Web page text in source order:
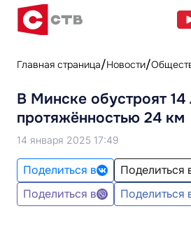
Главная страница Новости
В Минске обустроят
протяжённостью 24 км
14 января 2025 17:49
Поделиться в
Поделиться
Поделиться в
Поделиться